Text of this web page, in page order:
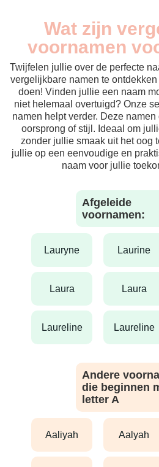
Wat zijn
voornamen
Twijfelen jullie over de perfecte
vergelijkbare namen te
doen! Vinden jullie een naam
niet helemaal overtuigd? Onze
namen helpt verder. Deze
oorsprong of stijl. Ideaal om
zonder jullie smaak uit het oog
jullie op een eenvoudige en
naam voor jullie
Afgeleide
voornamen:
lauryne laurine
laura laura
laureline laureline
Andere
die beginnen
letter A
aaliyah aalyah